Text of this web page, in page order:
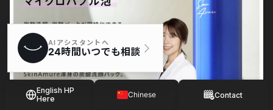
English HP
Here
Chinese
Contact